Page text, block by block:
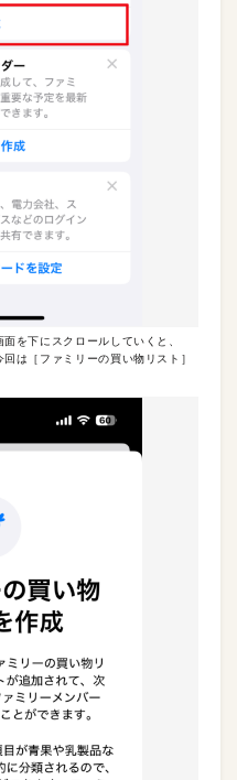
を下にスクロールしていくと、
は［ファミリーの買い物リスト］